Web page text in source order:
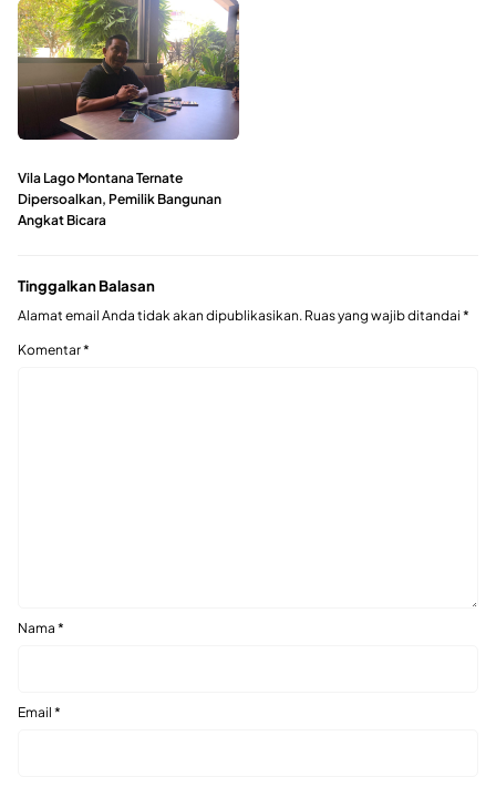
Vila Lago Montana Ternate
Dipersoalkan, Pemilik Bangunan
Angkat Bicara
Tinggalkan Balasan
Alamat email Anda tidak akan dipublikasikan. Ruas yang wajib ditandai *
Komentar*
Nama *
Email *